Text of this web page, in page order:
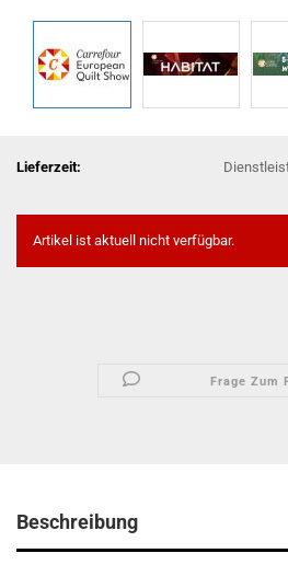
Lieferzeit:
Artikel ist aktuell nicht verfügbar.
Frage Zum
Beschreibung